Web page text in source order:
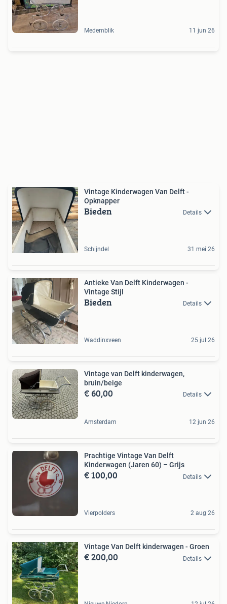
Medemblik 11 jun 26
Vintage Kinderwagen Van Delft -
Opknapper
Bieden Details
Schijndel 31 mei 26
Antieke Van Delft Kinderwagen -
Vintage Stijl
Bieden Details
Waddinxveen 25 jul 26
Vintage van Delft kinderwagen,
bruin/beige
€ 60,00 Details
Amsterdam 12 jun 26
Prachtige Vintage Van Delft
Kinderwagen (Jaren 60) – Grijs
€ 100,00 Details
Vierpolders 2 aug 26
Vintage Van Delft kinderwagen - Groen
€ 200,00 Details